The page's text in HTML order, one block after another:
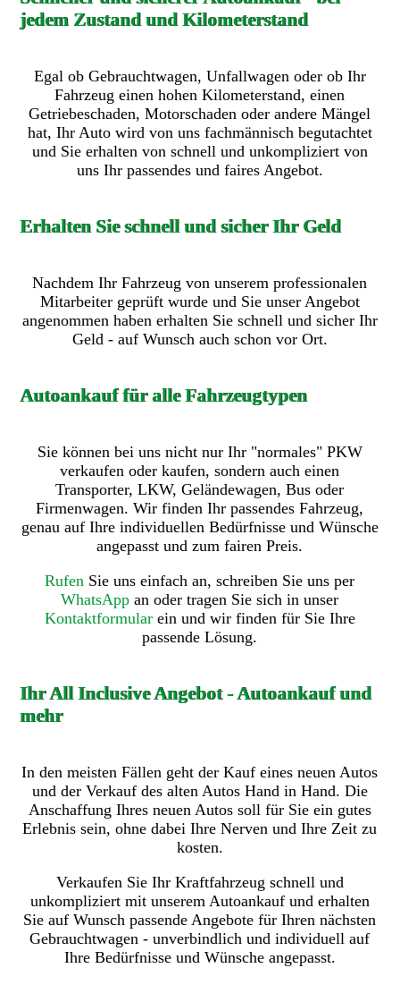
jedem Zustand und Kilometerstand
Egal ob Gebrauchtwagen, Unfallwagen oder ob Ihr
Fahrzeug einen hohen Kilometerstand, einen
Getriebeschaden, Motorschaden oder andere Mängel
hat, Ihr Auto wird von uns fachmännisch begutachtet
und Sie erhalten von schnell und unkompliziert von
uns Ihr passendes und faires Angebot.
Erhalten Sie schnell und sicher Ihr Geld
Nachdem Ihr Fahrzeug von unserem professionalen
Mitarbeiter geprüft wurde und Sie unser Angebot
angenommen haben erhalten Sie schnell und sicher Ihr
Geld - auf Wunsch auch schon vor Ort.
Autoankauf für alle Fahrzeugtypen
Sie können bei uns nicht nur Ihr "normales" PKW
verkaufen oder kaufen, sondern auch einen
Transporter, LKW, Geländewagen, Bus oder
Firmenwagen. Wir finden Ihr passendes Fahrzeug,
genau auf Ihre individuellen Bedürfnisse und Wünsche
angepasst und zum fairen Preis.
Rufen Sie uns einfach an, schreiben Sie uns per
WhatsApp an oder tragen Sie sich in unser
Kontaktformularein und wir finden für Sie Ihre
passende Lösung.
Ihr All Inclusive Angebot - Autoankauf und
mehr
In den meisten Fällen geht der Kauf eines neuen Autos
und der Verkauf des alten Autos Hand in Hand. Die
Anschaffung Ihres neuen Autos soll für Sie ein gutes
Erlebnis sein, ohne dabei Ihre Nerven und Ihre Zeit zu
kosten.
Verkaufen Sie Ihr Kraftfahrzeug schnell und
unkompliziert mit unserem Autoankauf und erhalten
Sie auf Wunsch passende Angebote für Ihren nächsten
Gebrauchtwagen - unverbindlich und individuell auf
Ihre Bedürfnisse und Wünsche angepasst.